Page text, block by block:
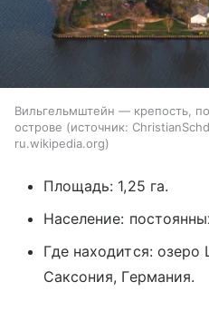
Вильгельмштейн — крепость,
острове
источник:
ru.wikipedia.org
Площадь: 1,25 га.
Население:
Где находится:
Саксония, Германия.